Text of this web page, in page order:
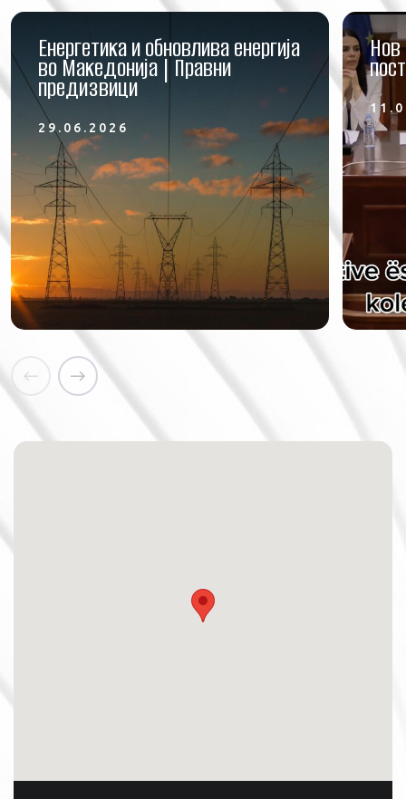
Енергетика и обновлива енергија
во Македонија | Правни
предизвици
29.06.2026
Нов